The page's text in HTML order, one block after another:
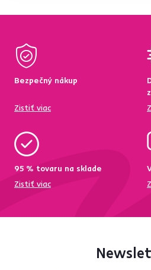
Bezpečný nákup
Zistiť viac
95 % tovaru na sklade
Zistiť viac